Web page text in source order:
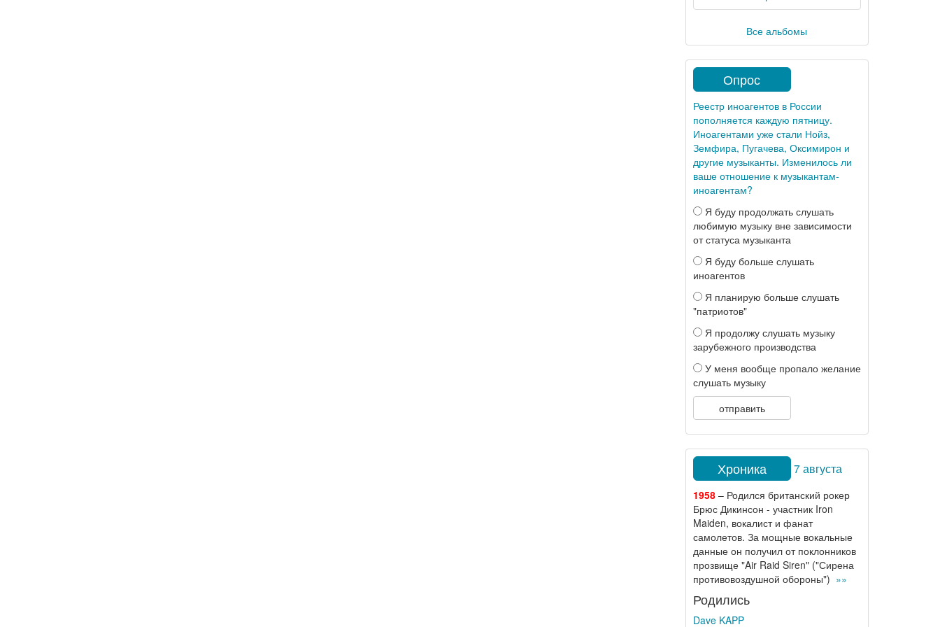
Все альбомы
Опрос
Реестр иноагентов в России
пополняется каждую пятницу.
Иноагентами уже стали Нойз,
Земфира, Пугачева, Оксимирон и
другие музыканты. Изменилось ли
ваше отношение к музыкантам-
иноагентам?
Я буду продолжать слушать
любимую музыку вне зависимости
от статуса музыканта
Я буду больше слушать
иноагентов
Я планирую больше слушать
"патриотов"
Я продолжу слушать музыку
зарубежного производства
У меня вообще пропало желание
слушать музыку
отправить
Хроника 7 августа
1958– Родился британский рокер
Брюс Дикинсон - участник Iron
Maiden, вокалист и фанат
самолетов. За мощные вокальные
данные он получил от поклонников
прозвище "Air Raid Siren" ("Сирена
противовоздушной обороны") »»
Родились
Dave KAPP